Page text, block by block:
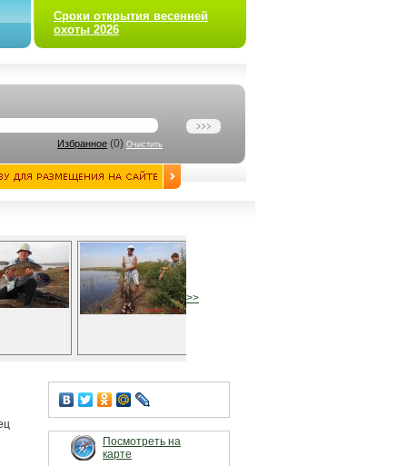
Сроки открытия весенней
охоты 2026
Избранное (0) Очистить
>>
Посмотреть на
карте